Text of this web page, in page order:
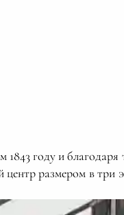
году и
размером в